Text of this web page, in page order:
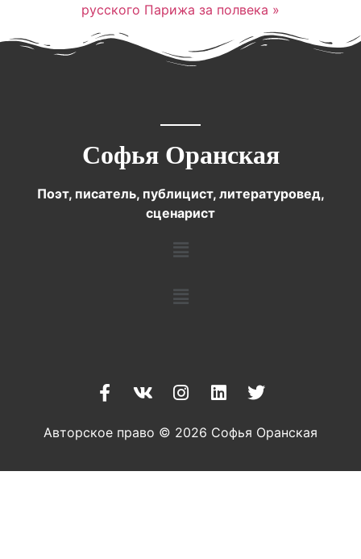
русского Парижа за полвека »
Софья Оранская
Поэт, писатель, публицист, литературовед,
сценарист
Авторское право © 2026 Софья Оранская